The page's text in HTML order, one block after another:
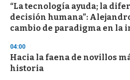
“La tecnología ayuda; la
decisión humana”:
cambio de paradigma en la
04:00
Hacia la faena de novillos
historia